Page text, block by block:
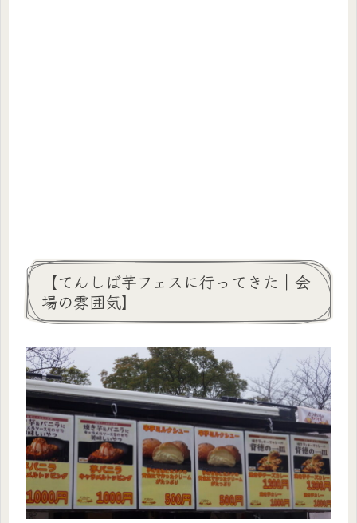
【てんしば芋フェスに行ってきた｜会
場の雰囲気】